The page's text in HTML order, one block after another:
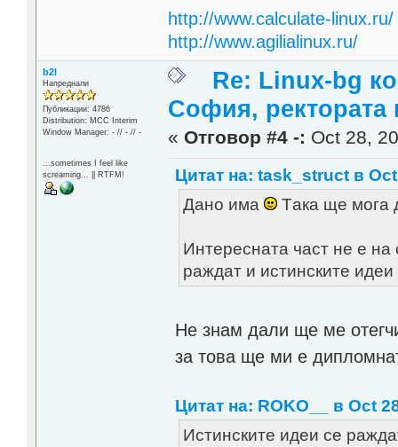
http://www.calculate-linux.ru/
http://www.agilialinux.ru/
b2l
Напреднали
Публикации: 4786
Distribution: MCC Interim
Window Manager: - // - // -
...sometimes I feel like
screaming... || RTFM!
Re: Linux-bg
София, ректората
« Отговор #4 -: Oct 28,
Цитат на: task_struct в
Дано има
Tака ще мога
Интересната част не е
раждат и истинските идеи
Не знам дали ще ме
за това ще ми е
Цитат на: ROKO__ в Oct
Истинските идеи се